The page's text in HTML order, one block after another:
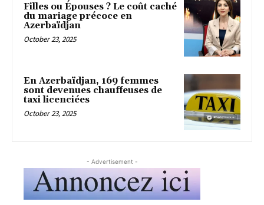
Filles ou Épouses ? Le coût caché
du mariage précoce en
Azerbaïdjan
October 23, 2025
En Azerbaïdjan, 169 femmes
sont devenues chauffeuses de
taxi licenciées
October 23, 2025
- Advertisement -